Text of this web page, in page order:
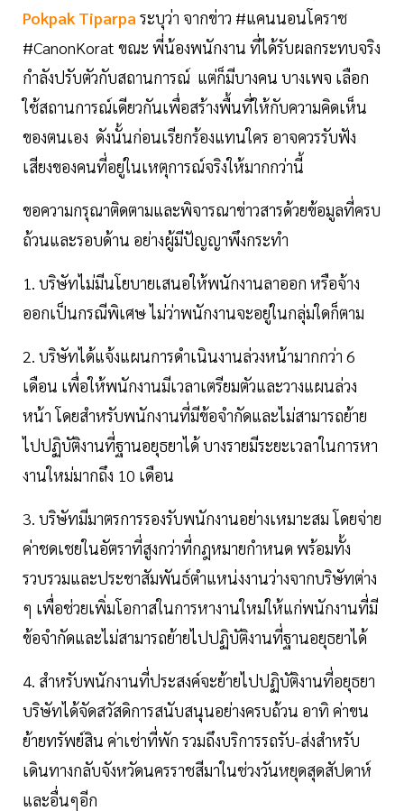
Pokpak Tiparpa ระบุว่า จากข่าว #แคนนอนโคราช
#CanonKorat ขณะ พี่น้องพนักงาน ที่ได้รับผลกระทบจริง
กำลังปรับตัวกับสถานการณ์ แต่ก็มีบางคน บางเพจ เลือก
ใช้สถานการณ์เดียวกันเพื่อสร้างพื้นที่ให้กับความคิดเห็น
ของตนเอง ดังนั้นก่อนเรียกร้องแทนใคร อาจควรรับฟัง
เสียงของคนที่อยู่ในเหตุการณ์จริงให้มากกว่านี้
ขอความกรุณาติดตามและพิจารณาข่าวสารด้วยข้อมูลที่ครบ
ถ้วนและรอบด้าน อย่างผู้มีปัญญาพึงกระทำ
1. บริษัทไม่มีนโยบายเสนอให้พนักงานลาออก หรือจ้าง
ออกเป็นกรณีพิเศษ ไม่ว่าพนักงานจะอยู่ในกลุ่มใดก็ตาม
2. บริษัทได้แจ้งแผนการดำเนินงานล่วงหน้ามากกว่า 6
เดือน เพื่อให้พนักงานมีเวลาเตรียมตัวและวางแผนล่วง
หน้า โดยสำหรับพนักงานที่มีข้อจำกัดและไม่สามารถย้าย
ไปปฏิบัติงานที่ฐานอยุธยาได้ บางรายมีระยะเวลาในการหา
งานใหม่มากถึง 10 เดือน
3. บริษัทมีมาตรการรองรับพนักงานอย่างเหมาะสม โดยจ่าย
ค่าชดเชยในอัตราที่สูงกว่าที่กฎหมายกำหนด พร้อมทั้ง
รวบรวมและประชาสัมพันธ์ตำแหน่งงานว่างจากบริษัทต่าง
ๆ เพื่อช่วยเพิ่มโอกาสในการหางานใหม่ให้แก่พนักงานที่มี
ข้อจำกัดและไม่สามารถย้ายไปปฏิบัติงานที่ฐานอยุธยาได้
4. สำหรับพนักงานที่ประสงค์จะย้ายไปปฏิบัติงานที่อยุธยา
บริษัทได้จัดสวัสดิการสนับสนุนอย่างครบถ้วน อาทิ ค่าขน
ย้ายทรัพย์สิน ค่าเช่าที่พัก รวมถึงบริการรถรับ-ส่งสำหรับ
เดินทางกลับจังหวัดนครราชสีมาในช่วงวันหยุดสุดสัปดาห์
และอื่นๆอีก